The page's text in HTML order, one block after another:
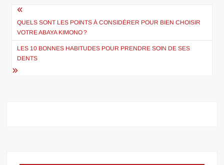
Navigation
de
l’article
QUELS SONT LES POINTS À CONSIDÉRER POUR BIEN CHOISIR
VOTRE ABAYA KIMONO ?
LES 10 BONNES HABITUDES POUR PRENDRE SOIN DE SES
DENTS